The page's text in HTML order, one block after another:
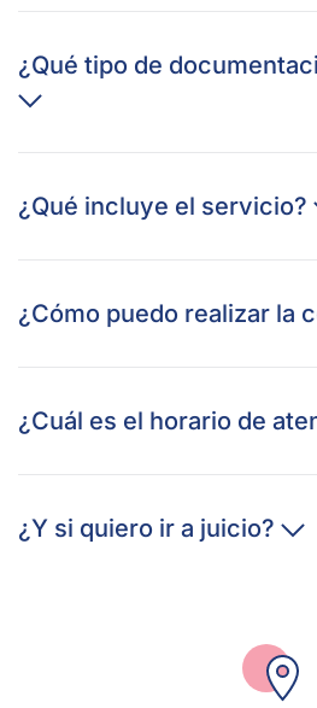
¿Qué tipo de
¿Qué incluye el servicio?
¿Cómo puedo realizar la
¿Cuál es el horario de
¿Y si quiero ir a juicio?